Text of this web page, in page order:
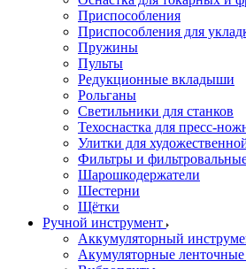
Приспособления
Приспособления для
Пружины
Пульты
Редукционные вкладыши
Рольганы
Светильники для станков
Техоснастка для пресс-
Улитки для
Фильтры и
Шарошкодержатели
Шестерни
Щётки
Ручной инструмент
Аккумуляторный
Акумуляторные